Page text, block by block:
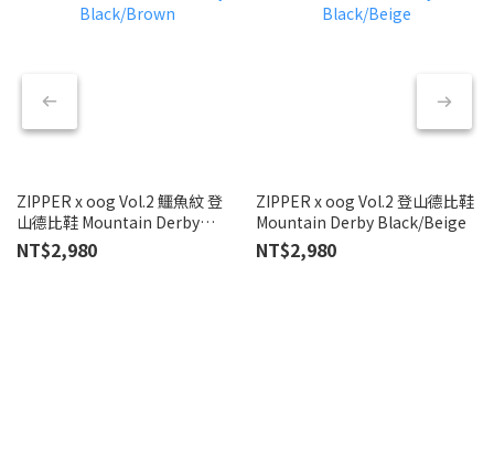
ZIPPER x oog Vol.2 鱷魚紋 登
山德比鞋 Mountain Derby
Black/Brown
NT$2,980
ZIPPER x oog Vol.2 登山德比鞋
Mountain Derby Black/Beige
NT$2,980